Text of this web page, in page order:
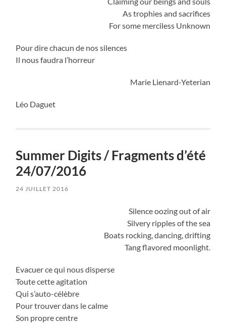
As trophies and sacrifices
For some merciless Unknown
Pour dire chacun de nos silences
Il nous faudra l’horreur
Marie Lienard-Yeterian
Léo Daguet
Summer Digits / Fragments d’été
24/07/2016
24 JUILLET 2016
Silence oozing out of air
Silvery ripples of the sea
Boats rocking, dancing, drifting
Tang flavored moonlight.
Evacuer ce qui nous disperse
Toute cette agitation
Qui s’auto-célèbre
Pour trouver dans le calme
Son propre centre